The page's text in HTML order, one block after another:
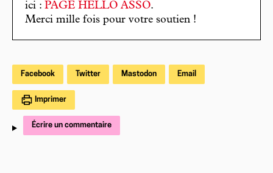
ici : PAGE HELLO ASSO.
Merci mille fois pour votre soutien !
Facebook Twitter Mastodon Email
Imprimer
Écrire un commentaire